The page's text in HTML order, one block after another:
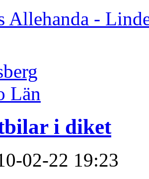
Allehanda -
Län
i diket
02-22 19:23